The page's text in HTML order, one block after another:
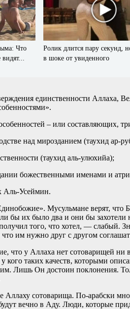
Что
Ролик длится пару секунд,
в шоке от увиденного
единственности Аллаха,
– или составляющих,
над мирозданием (таухид ар-
(таухид аль-улюхийа);
божественными именами и
Усеймин.
Мусульмане верят, что
бы их было два и они бы
того, что хотел, — слабый.
им нужно друг с другом
что у Аллаха нет сотоварищей
кого таких качеств, которыми
Лишь Он достоин поклонения.
сотоварища. По-арабски
вечно в Аду. Люди, которые